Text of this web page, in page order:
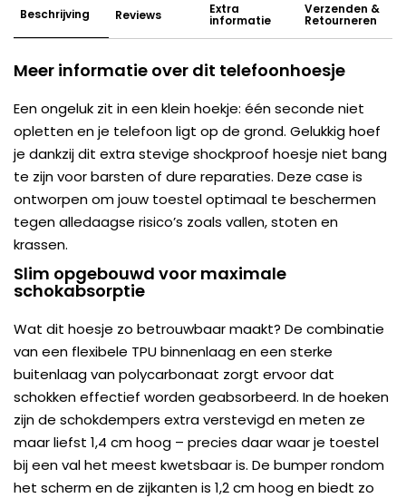
Beschrijving Reviews Extra
informatie
Verzenden &
Retourneren
Meer informatie over dit telefoonhoesje
Een ongeluk zit in een klein hoekje: één seconde niet
opletten en je telefoon ligt op de grond. Gelukkig hoef
je dankzij dit extra stevige shockproof hoesje niet bang
te zijn voor barsten of dure reparaties. Deze case is
ontworpen om jouw toestel optimaal te beschermen
tegen alledaagse risico’s zoals vallen, stoten en
krassen.
Slim opgebouwd voor maximale
schokabsorptie
Wat dit hoesje zo betrouwbaar maakt? De combinatie
van een flexibele TPU binnenlaag en een sterke
buitenlaag van polycarbonaat zorgt ervoor dat
schokken effectief worden geabsorbeerd. In de hoeken
zijn de schokdempers extra verstevigd en meten ze
maar liefst 1,4 cm hoog – precies daar waar je toestel
bij een val het meest kwetsbaar is. De bumper rondom
het scherm en de zijkanten is 1,2 cm hoog en biedt zo